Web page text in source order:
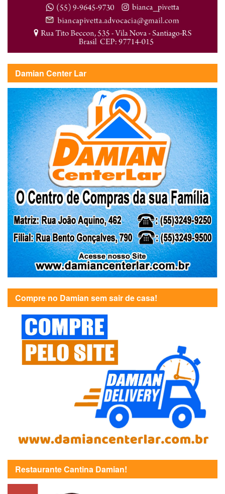
Damian Center Lar
Compre no Damian sem sair de casa!
Restaurante Cantina Damian!